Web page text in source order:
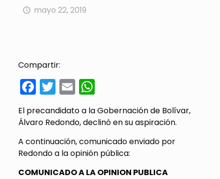
mayo 22, 2019
Compartir:
Facebook
Twitter
EmailWhatsApp
El precandidato a la Gobernación de Bolívar,
Álvaro Redondo, declinó en su aspiración.
A continuación, comunicado enviado por
Redondo a la opinión pública:
COMUNICADO A LA OPINION PUBLICA